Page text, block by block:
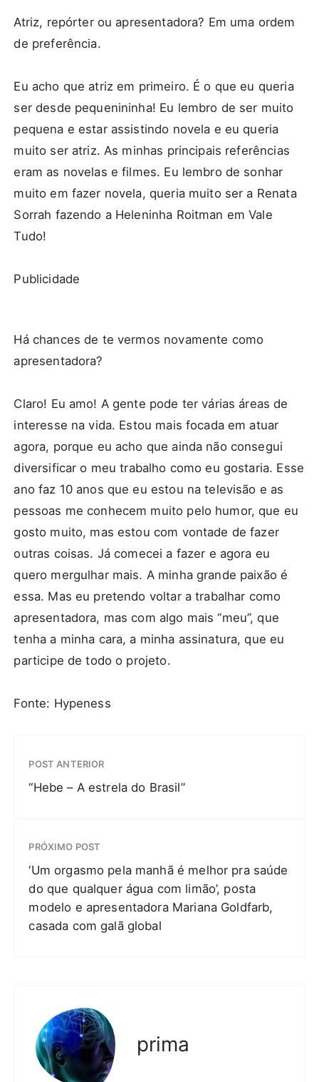
Atriz, repórter ou apresentadora? Em uma ordem
de preferência.
Eu acho que atriz em primeiro. É o que eu queria
ser desde pequenininha! Eu lembro de ser muito
pequena e estar assistindo novela e eu queria
muito ser atriz. As minhas principais referências
eram as novelas e filmes. Eu lembro de sonhar
muito em fazer novela, queria muito ser a Renata
Sorrah fazendo a Heleninha Roitman em Vale
Tudo!
Publicidade
Há chances de te vermos novamente como
apresentadora?
Claro! Eu amo! A gente pode ter várias áreas de
interesse na vida. Estou mais focada em atuar
agora, porque eu acho que ainda não consegui
diversificar o meu trabalho como eu gostaria. Esse
ano faz 10 anos que eu estou na televisão e as
pessoas me conhecem muito pelo humor, que eu
gosto muito, mas estou com vontade de fazer
outras coisas. Já comecei a fazer e agora eu
quero mergulhar mais. A minha grande paixão é
essa. Mas eu pretendo voltar a trabalhar como
apresentadora, mas com algo mais “meu”, que
tenha a minha cara, a minha assinatura, que eu
participe de todo o projeto.
Fonte: Hypeness
POST ANTERIOR
“Hebe – A estrela do Brasil”
PRÓXIMO POST
‘Um orgasmo pela manhã é melhor pra saúde
do que qualquer água com limão’, posta
modelo e apresentadora Mariana Goldfarb,
casada com galã global
prima